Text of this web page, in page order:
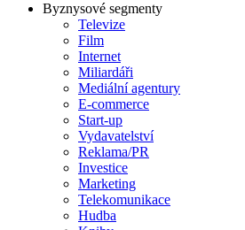
Byznysové segmenty
Televize
Film
Internet
Miliardáři
Mediální agentury
E-commerce
Start-up
Vydavatelství
Reklama/PR
Investice
Marketing
Telekomunikace
Hudba